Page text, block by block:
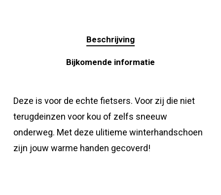
Beschrijving
Bijkomende informatie
Deze is voor de echte fietsers. Voor zij die niet
terugdeinzen voor kou of zelfs sneeuw
onderweg. Met deze ulitieme winterhandschoen
zijn jouw warme handen gecoverd!